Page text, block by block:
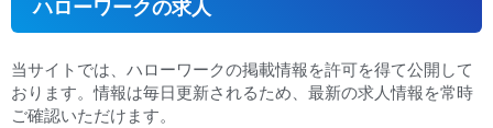
ハローワークの求人
当サイトでは、ハローワークの掲載情報を許可を得て公開して
おります。情報は毎日更新されるため、最新の求人情報を常時
ご確認いただけます。